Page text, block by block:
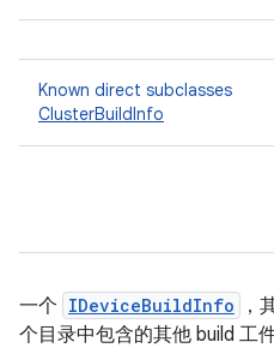
Known direct subclasses
ClusterBuildInfo
一个 IDeviceBuildInfo
，
个目录中包含的其他 build 工件